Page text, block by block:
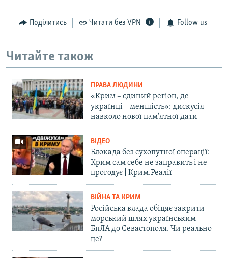
Поділитись Читати без VPN Follow us
Читайте також
ПРАВА ЛЮДИНИ
«Крим – єдиний регіон, де
українці – меншість»: дискусія
навколо нової пам'ятної дати
ВІДЕО
Блокада без сухопутної операції:
Крим сам себе не заправить і не
прогодує | Крим.Реалії
ВІЙНА ТА КРИМ
Російська влада обіцяє закрити
морський шлях українським
БпЛА до Севастополя. Чи реально
це?